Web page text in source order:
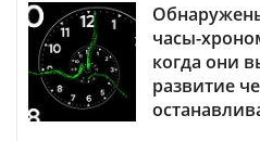
часы-
когда они
развитие